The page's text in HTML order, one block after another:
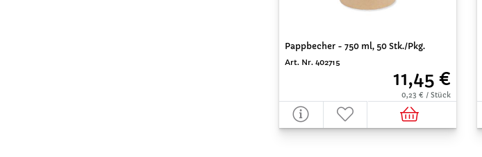
Pappbecher - 750 ml, 50 Stk./Pkg.
Art. Nr. 402715
11,45 €
0,23 € / Stück